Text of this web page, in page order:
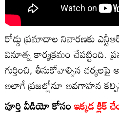
రోడ్డు ప్రమాదాల నివారణకు
వినూత్న కార్యక్రమం చేపట్టింది.
గుర్తించి, తీసుకోవాల్సిన చర్యలపై
అలాగే ప్రజల్లోనూ అవగాహన
పూర్తి వీడియో కోసంఇక్కడ క్లిక్